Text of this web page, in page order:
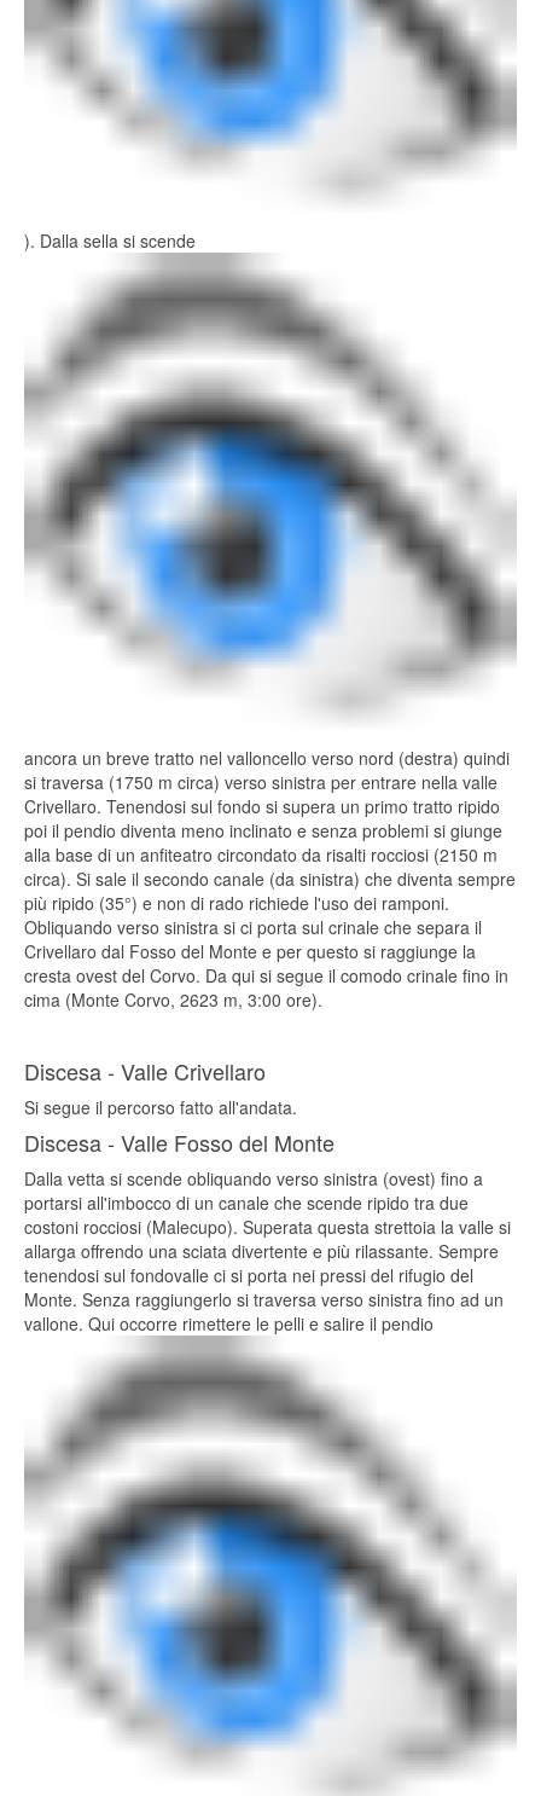
). Dalla sella si scende
ancora un breve tratto nel valloncello verso nord (destra) quindi
si traversa (1750 m circa) verso sinistra per entrare nella valle
Crivellaro. Tenendosi sul fondo si supera un primo tratto ripido
poi il pendio diventa meno inclinato e senza problemi si giunge
alla base di un anfiteatro circondato da risalti rocciosi (2150 m
circa). Si sale il secondo canale (da sinistra) che diventa sempre
più ripido (35°) e non di rado richiede l'uso dei ramponi.
Obliquando verso sinistra si ci porta sul crinale che separa il
Crivellaro dal Fosso del Monte e per questo si raggiunge la
cresta ovest del Corvo. Da qui si segue il comodo crinale fino in
cima (Monte Corvo, 2623 m, 3:00 ore).
Discesa - Valle Crivellaro
Si segue il percorso fatto all'andata.
Discesa - Valle Fosso del Monte
Dalla vetta si scende obliquando verso sinistra (ovest) fino a
portarsi all'imbocco di un canale che scende ripido tra due
costoni rocciosi (Malecupo). Superata questa strettoia la valle si
allarga offrendo una sciata divertente e più rilassante. Sempre
tenendosi sul fondovalle ci si porta nei pressi del rifugio del
Monte. Senza raggiungerlo si traversa verso sinistra fino ad un
vallone. Qui occorre rimettere le pelli e salire il pendio